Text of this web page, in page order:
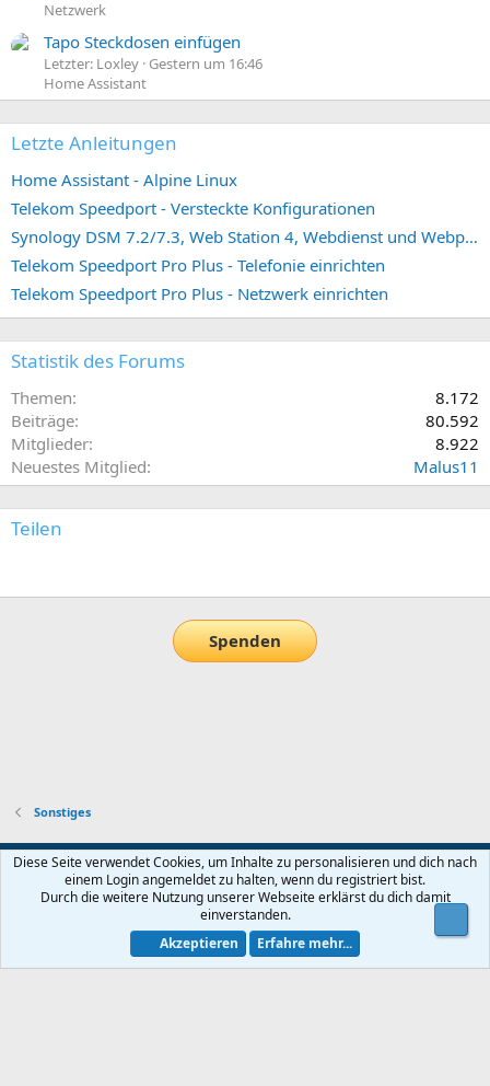
Netzwerk
Tapo Steckdosen einfügen
Letzter: Loxley Gestern um 16:46
Home Assistant
Letzte Anleitungen
Home Assistant - Alpine Linux
Telekom Speedport - Versteckte Konfigurationen
Synology DSM 7.2/7.3, Web Station 4, Webdienst und Webportal erstellen (ehemals vHost)
Telekom Speedport Pro Plus - Telefonie einrichten
Telekom Speedport Pro Plus - Netzwerk einrichten
Statistik des Forums
Themen
8.172
Beiträge
80.592
Mitglieder
8.922
Neuestes Mitglied
Malus11
Teilen
Spenden
Sonstiges
Default-Theme
Nutzungsbedingungen
Datenschutz Hilfe und Impressum Start
Community platform by XenForo® © 2010-2026 XenForo Ltd.
Diese Seite verwendet Cookies, um Inhalte zu personalisieren und dich nach
einem Login angemeldet zu halten, wenn du registriert bist.
Durch die weitere Nutzung unserer Webseite erklärst du dich damit
einverstanden.
Akzeptieren
Erfahre mehr...